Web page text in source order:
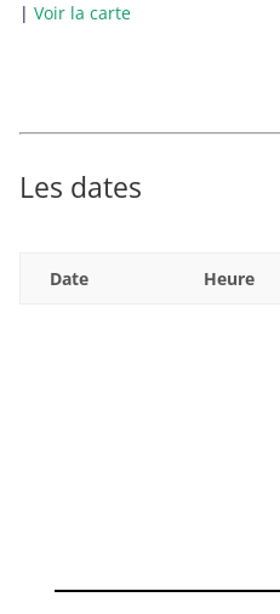
| Voir la carte
Les dates
Date Heure